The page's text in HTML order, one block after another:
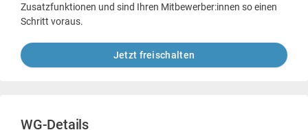
Zusatzfunktionen und sind Ihren Mitbewerber:innen so einen
Schritt voraus.
Jetzt freischalten
WG-Details